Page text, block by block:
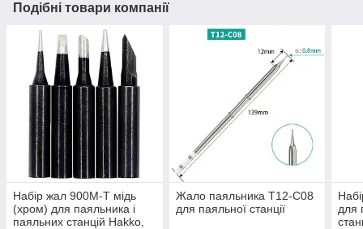
Подібні товари компанії
Набір жал 900M-T мідь
(хром) для паяльника і
паяльних станцій Hakko,
Жало паяльника T12-C08
для паяльної станції
для